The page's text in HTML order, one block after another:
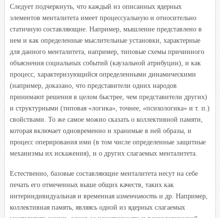
Следует подчеркнуть, что каждый из описанных ядерных
элементов менталитета имеет процессуальную и относительно
статичную составляющие. Например, мышление представлено в
нем и как определенные мыслительные установки, характерные
для данного менталитета, например, типовые схемы причинного
объяснения социальных событий (каузальной атрибуции), и как
процесс, характеризующийся определенными динамическими
(например, доказано, что представители одних народов
принимают решения в целом быстрее, чем представители других)
и структурными (типовая «логика», точнее, «психологика» и т. п.)
свойствами. То же самое можно сказать о коллективной памяти,
которая включает одновременно и хранимые в ней образы, и
процесс оперирования ими (в том числе определенные защитные
механизмы их искажения), и о других слагаемых менталитета.
Естественно, базовые составляющие менталитета несут на себе
печать его отмеченных выше общих качеств, таких как
интериндивидуальная и временная изменчивость и др. Например,
коллективная память, являясь одной из ядерных слагаемых